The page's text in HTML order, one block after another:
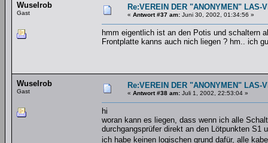
Wuselrob
Gast
Re:VEREIN DER "ANONYMEN" LAS-
« Antwort #37 am: Juni 30, 2002, 01:34:56 »
hmm eigentlich ist an den Potis und schaltern
Frontplatte kanns auch nich liegen ? hm.. ich
Wuselrob
Gast
Re:VEREIN DER "ANONYMEN" LAS-
« Antwort #38 am: Juli 1, 2002, 22:53:04 »
hi
woran kann es liegen, dass wenn ich alle
durchgangsprüfer direkt an den Lötpunkten S1
ich habe keinen logischen grund dafür, alle